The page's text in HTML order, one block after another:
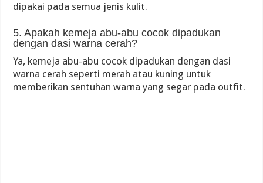
dipakai pada semua jenis kulit.
5. Apakah kemeja abu-abu cocok dipadukan
dengan dasi warna cerah?
Ya, kemeja abu-abu cocok dipadukan dengan dasi
warna cerah seperti merah atau kuning untuk
memberikan sentuhan warna yang segar pada outfit.